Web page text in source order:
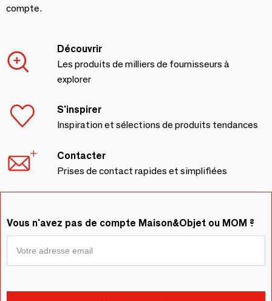
compte.
Découvrir
Les produits de milliers de fournisseurs à
explorer
S'inspirer
Inspiration et sélections de produits tendances
Contacter
Prises de contact rapides et simplifiées
Vous n'avez pas de compte Maison&Objet ou MOM ?